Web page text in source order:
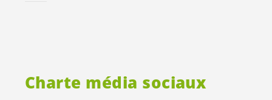
Charte média sociaux